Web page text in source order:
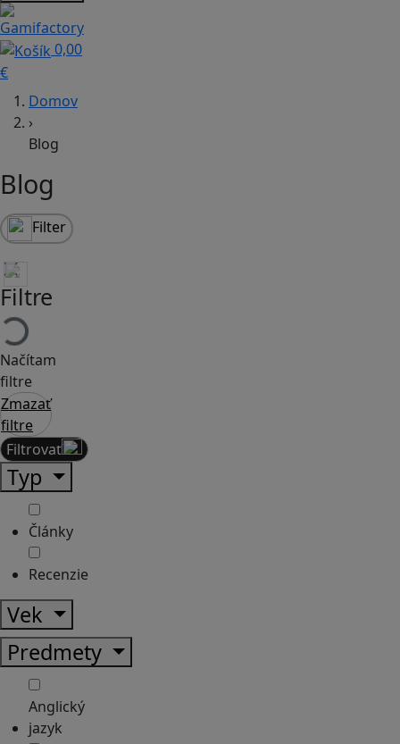
0,00
€
Domov
›
Blog
Blog
Filter
Filtre
Načítam
filtre
Zmazať
filtre
Filtrovať
Typ
Články
Recenzie
Vek
Predmety
Anglický
jazyk